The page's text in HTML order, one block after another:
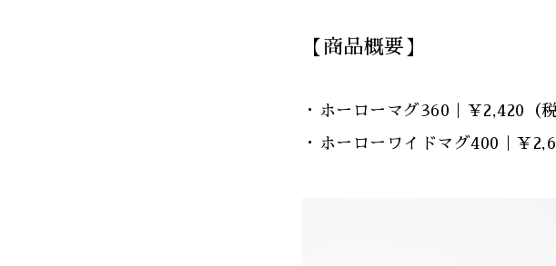
【商品概要】
・ホーローマグ360｜￥2,420（税
・ホーローワイドマグ400｜￥